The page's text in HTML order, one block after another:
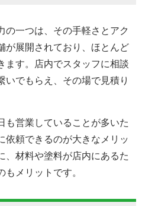
の一つは、その手軽さとアク
が展開されており、ほとんど
ます。店内でスタッフに相談
いでもらえ、その場で見積り
も営業していることが多いた
依頼できるのが大きなメリッ
、材料や塗料が店内にあるた
メリットです。